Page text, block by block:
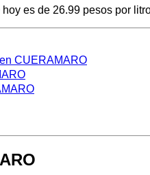
es de 26.99 pesos por
CUERAMARO